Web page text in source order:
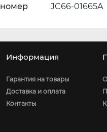
JC66-01665A
Информация
Гарантия на товары
Доставка и оплата
Контакты